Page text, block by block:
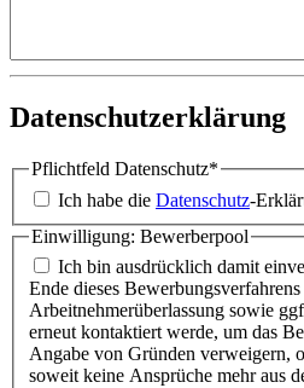
Datenschutzerklärung
Pflichtfeld Datenschutz*
Ich habe die Datenschutz-
Einwilligung: Bewerberpool
Ich bin ausdrücklich damit
Ende dieses
Arbeitnehmerüberlassung sowie
erneut kontaktiert werde, um das
Angabe von Gründen verweigern,
soweit keine Ansprüche mehr aus